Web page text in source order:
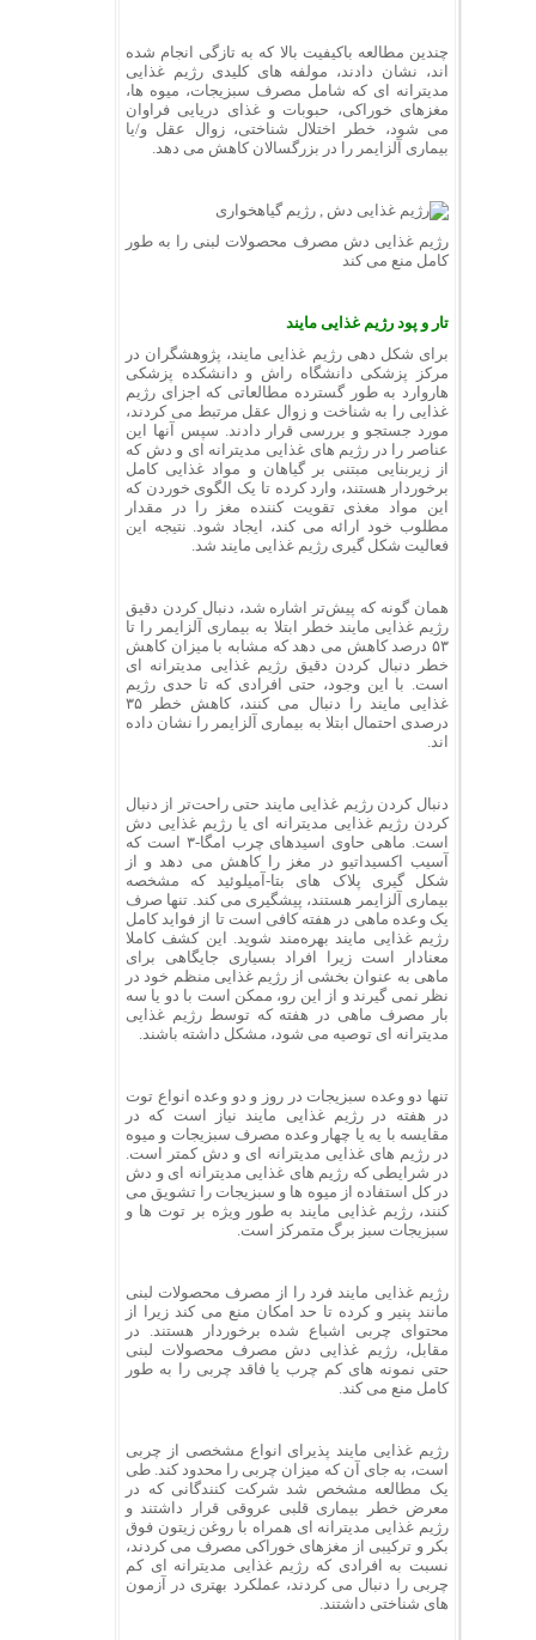
چندین مطالعه باکیفیت بالا که به تازگی انجام شده
اند، نشان دادند، مولفه های کلیدی رژیم غذایی
مدیترانه ای که شامل مصرف سبزیجات، میوه ها،
مغزهای خوراکی، حبوبات و غذای دریایی فراوان
می شود، خطر اختلال شناختی، زوال عقل و/یا
بیماری آلزایمر را در بزرگسالان کاهش می دهد.
رژیم غذایی دش مصرف محصولات لبنی را به طور
کامل منع می کند
تار و پود رژیم غذایی مایند
برای شکل دهی رژیم غذایی مایند، پژوهشگران در
مرکز پزشکی دانشگاه راش و دانشکده پزشکی
هاروارد به طور گسترده مطالعاتی که اجزای رژیم
غذایی را به شناخت و زوال عقل مرتبط می کردند،
مورد جستجو و بررسی قرار دادند. سپس آنها این
عناصر را در رژیم های غذایی مدیترانه ای و دش که
از زیربنایی مبتنی بر گیاهان و مواد غذایی کامل
برخوردار هستند، وارد کرده تا یک الگوی خوردن که
این مواد مغذی تقویت کننده مغز را در مقدار
مطلوب خود ارائه می کند، ایجاد شود. نتیجه این
فعالیت شکل گیری رژیم غذایی مایند شد.
همان گونه که پیش‌تر اشاره شد، دنبال کردن دقیق
رژیم غذایی مایند خطر ابتلا به بیماری آلزایمر را تا
۵۳ درصد کاهش می دهد که مشابه با میزان کاهش
خطر دنبال کردن دقیق رژیم غذایی مدیترانه ای
است. با این وجود، حتی افرادی که تا حدی رژیم
غذایی مایند را دنبال می کنند، کاهش خطر ۳۵
درصدی احتمال ابتلا به بیماری آلزایمر را نشان داده
اند.
دنبال کردن رژیم غذایی مایند حتی راحت‌تر از دنبال
کردن رژیم غذایی مدیترانه ای یا رژیم غذایی دش
است. ماهی حاوی اسیدهای چرب امگا-۳ است که
آسیب اکسیداتیو در مغز را کاهش می دهد و از
شکل گیری پلاک های بتا-آمیلوئید که مشخصه
بیماری آلزایمر هستند، پیشگیری می کند. تنها صرف
یک وعده ماهی در هفته کافی است تا از فواید کامل
رژیم غذایی مایند بهره‌مند شوید. این کشف کاملا
معنادار است زیرا افراد بسیاری جایگاهی برای
ماهی به عنوان بخشی از رژیم غذایی منظم خود در
نظر نمی گیرند و از این رو، ممکن است با دو یا سه
بار مصرف ماهی در هفته که توسط رژیم غذایی
مدیترانه ای توصیه می شود، مشکل داشته باشند.
تنها دو وعده سبزیجات در روز و دو وعده انواع توت
در هفته در رژیم غذایی مایند نیاز است که در
مقایسه با یه یا چهار وعده مصرف سبزیجات و میوه
در رژیم های غذایی مدیترانه ای و دش کمتر است.
در شرایطی که رژیم های غذایی مدیترانه ای و دش
در کل استفاده از میوه ها و سبزیجات را تشویق می
کنند، رژیم غذایی مایند به طور ویژه بر توت ها و
سبزیجات سبز برگ متمرکز است.
رژیم غذایی مایند فرد را از مصرف محصولات لبنی
مانند پنیر و کرده تا حد امکان منع می کند زیرا از
محتوای چربی اشباع شده برخوردار هستند. در
مقابل، رژیم غذایی دش مصرف محصولات لبنی
حتی نمونه های کم چرب یا فاقد چربی را به طور
کامل منع می کند.
رژیم غذایی مایند پذیرای انواع مشخصی از چربی
است، به جای آن که میزان چربی را محدود کند. طی
یک مطالعه مشخص شد شرکت کنندگانی که در
معرض خطر بیماری قلبی عروقی قرار داشتند و
رژیم غذایی مدیترانه ای همراه با روغن زیتون فوق
بکر و ترکیبی از مغزهای خوراکی مصرف می کردند،
نسبت به افرادی که رژیم غذایی مدیترانه ای کم
چربی را دنبال می کردند، عملکرد بهتری در آزمون
های شناختی داشتند.